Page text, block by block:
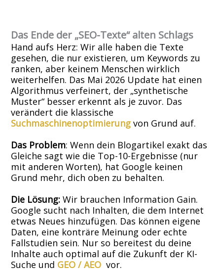
Das Ende der „SEO-Texte“ alten Schlags
Hand aufs Herz: Wir alle haben die Texte
gesehen, die nur existieren, um Keywords zu
ranken, aber keinem Menschen wirklich
weiterhelfen. Das Mai 2026 Update hat einen
Algorithmus verfeinert, der „synthetische
Muster“ besser erkennt als je zuvor. Das
verändert die klassische
Suchmaschinenoptimierung von Grund auf.
Das Problem: Wenn dein Blogartikel exakt das
Gleiche sagt wie die Top-10-Ergebnisse (nur
mit anderen Worten), hat Google keinen
Grund mehr, dich oben zu behalten.
Die Lösung: Wir brauchen Information Gain.
Google sucht nach Inhalten, die dem Internet
etwas Neues hinzufügen. Das können eigene
Daten, eine konträre Meinung oder echte
Fallstudien sein. Nur so bereitest du deine
Inhalte auch optimal auf die Zukunft der KI-
Suche und GEO / AEO vor.